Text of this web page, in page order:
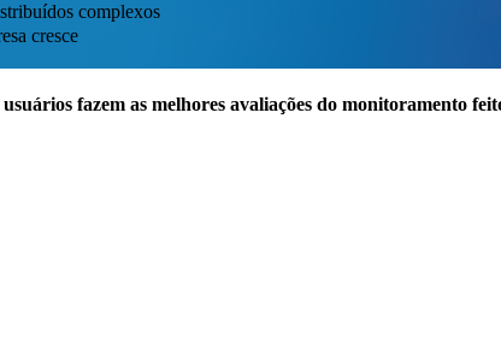
complexos
cresce
usuários fazem as melhores avaliações do monitoramento